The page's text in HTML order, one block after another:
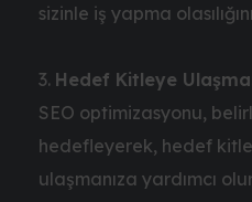
sizinle iş yapma
Hedef Kitleye
SEO optimizasyonu,
hedefleyerek, hedef
ulaşmanıza yardımcı